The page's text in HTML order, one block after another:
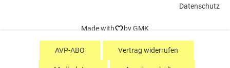
AVP-ABO Vertrag widerrufen
Datenschutz
Made with by GMK